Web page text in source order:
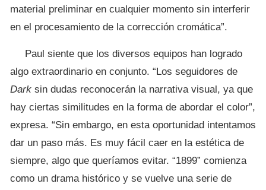
material preliminar en cualquier momento sin interferir
en el procesamiento de la corrección cromática”.
Paul siente que los diversos equipos han logrado
algo extraordinario en conjunto. “Los seguidores de
Dark sin dudas reconocerán la narrativa visual, ya que
hay ciertas similitudes en la forma de abordar el color”,
expresa. “Sin embargo, en esta oportunidad intentamos
dar un paso más. Es muy fácil caer en la estética de
siempre, algo que queríamos evitar. “1899” comienza
como un drama histórico y se vuelve una serie de